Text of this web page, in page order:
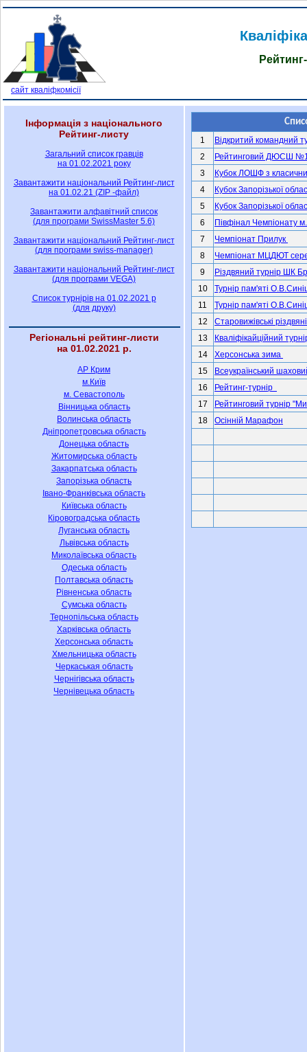
сайт кваліфкомісії
Інформація з національного
Рейтинг-листу
Загальний список гравців
на 01.02.2021 року
Завантажити національний Рейтинг-лист
на 01.02.21 (ZIP -файл)
Завантажити алфавітний список
(для програми SwissMaster 5.6)
Завантажити національний Рейтинг-лист
(для програми swiss-manager)
Завантажити національний Рейтинг-лист
(для програми VEGA)
Список турнірів на 01.02.2021 р
(для друку)
Регіональні рейтинг-листи
на 01.02.2021 р.
АР Крим
м.Київ
м. Севастополь
Вінницька область
Волинська область
Дніпропетровська область
Донецька область
Житомирська область
Закарпатська область
Запорізька область
Івано-Франківська область
Київська область
Кіровоградська область
Луганська область
Львівська область
Миколаївська область
Одеська область
Полтавська область
Рівненська область
Сумська область
Тернопільська область
Харківська область
Херсонська область
Хмельницька область
Черкаськая область
Чернігівська область
Чернівецька область